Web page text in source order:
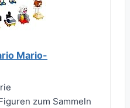
Mario-
zum Sammeln